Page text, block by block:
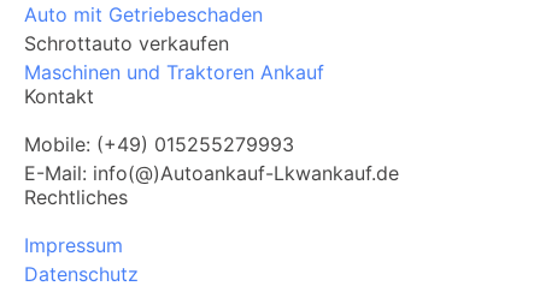
Auto mit Getriebeschaden
Schrottauto verkaufen
Maschinen und Traktoren Ankauf
Kontakt
Mobile: (+49) 015255279993
E-Mail: info(@)Autoankauf-Lkwankauf.de
Rechtliches
Impressum
Datenschutz